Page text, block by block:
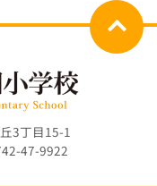
3丁目15-1
47-9922